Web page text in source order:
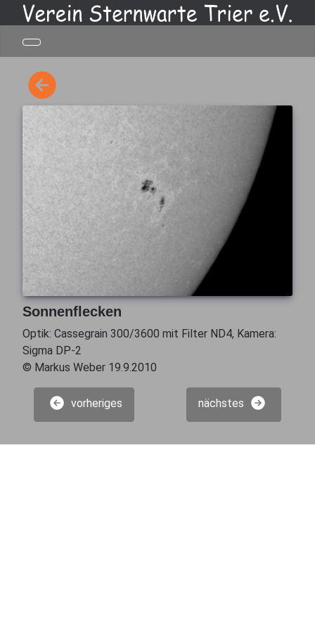
Sonnenflecken
Optik: Cassegrain 300/3600 mit Filter ND4, Kamera:
Sigma DP-2
© Markus Weber 19.9.2010
vorheriges nächstes